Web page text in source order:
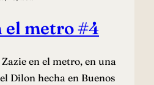
el metro #4
en el metro, en una
Dilon hecha en Buenos